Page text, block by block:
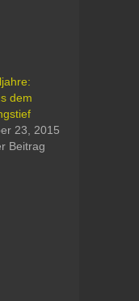
dem
23, 2015
Beitrag